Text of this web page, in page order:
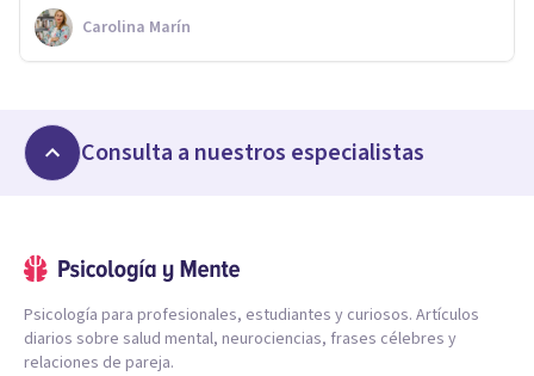
Carolina Marín
Consulta a nuestros especialistas
Psicología para profesionales, estudiantes y curiosos. Artículos
diarios sobre salud mental, neurociencias, frases célebres y
relaciones de pareja.